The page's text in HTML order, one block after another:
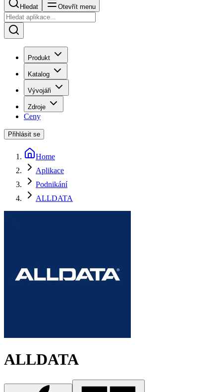
Hledat Otevřít menu
Produkt
Katalog
Vývojáři
Zdroje
Ceny
Přihlásit se
Home
Aplikace
Podnikání
ALLDATA
ALLDATA